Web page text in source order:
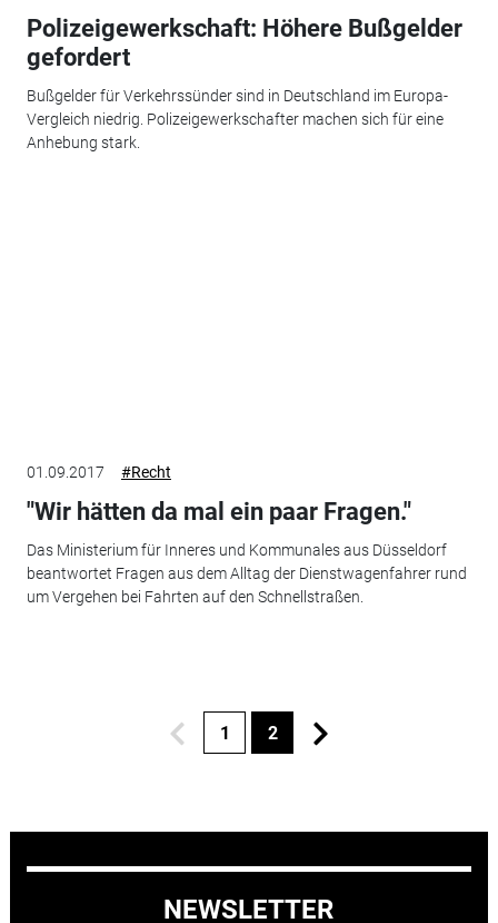
Polizeigewerkschaft: Höhere Bußgelder
gefordert
Bußgelder für Verkehrssünder sind in Deutschland im Europa-
Vergleich niedrig. Polizeigewerkschafter machen sich für eine
Anhebung stark.
01.09.2017 #Recht
"Wir hätten da mal ein paar Fragen."
Das Ministerium für Inneres und Kommunales aus Düsseldorf
beantwortet Fragen aus dem Alltag der Dienstwagenfahrer rund
um Vergehen bei Fahrten auf den Schnellstraßen.
1 2
NEWSLETTER